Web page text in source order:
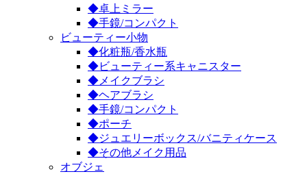
◆卓上ミラー
◆手鏡/コンパクト
ビューティー小物
◆化粧瓶/香水瓶
◆ビューティー系キャニスター
◆メイクブラシ
◆ヘアブラシ
◆手鏡/コンパクト
◆ポーチ
◆ジュエリーボックス/バニティケース
◆その他メイク用品
オブジェ